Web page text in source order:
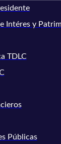
Intéres y
TDLC
Públicas